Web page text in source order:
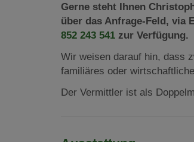
Gerne steht Ihnen
über das Anfrage-Feld, via
852 243 541 zur Verfügung.
Wir weisen darauf hin, dass
familiäres oder
Der Vermittler ist als